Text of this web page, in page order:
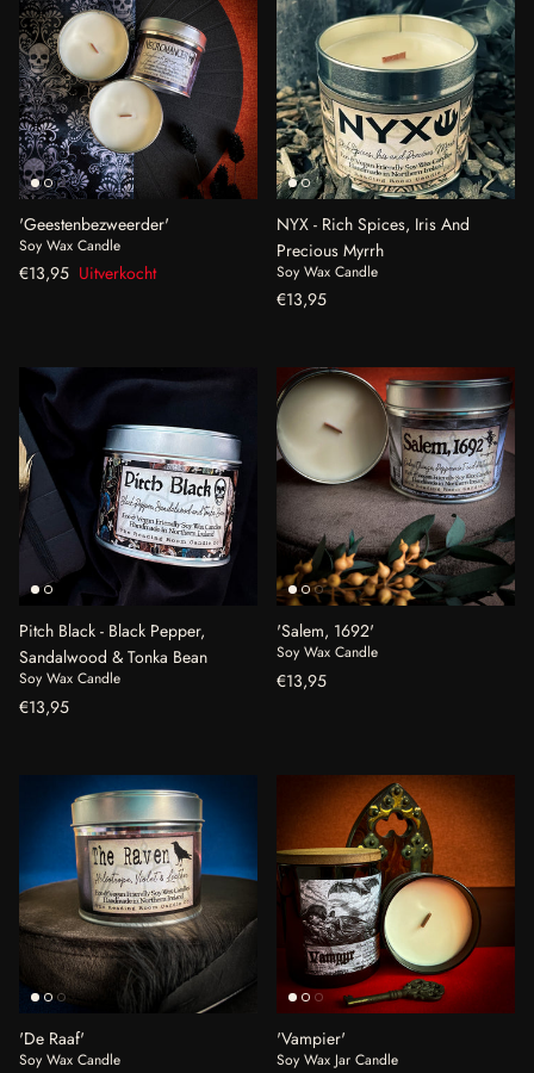
'Geestenbezweerder'
Soy Wax Candle
Reguliere prijs
€13,95 Uitverkocht
NYX - Rich Spices, Iris And
Precious Myrrh
Soy Wax Candle
Reguliere prijs
€13,95
Pitch Black - Black Pepper,
Sandalwood & Tonka Bean
Soy Wax Candle
Reguliere prijs
€13,95
'Salem, 1692'
Soy Wax Candle
Reguliere prijs
€13,95
'De Raaf'
Soy Wax Candle
'Vampier'
Soy Wax Jar Candle